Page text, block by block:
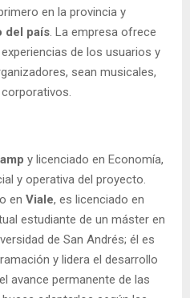
en la provincia y
del país . La empresa ofrece
de los usuarios y
sean musicales,
y licenciado en Economía,
y operativa del proyecto.
en Viale, es licenciado en
estudiante de un máster en
de San Andrés; él es
y lidera el desarrollo
avance permanente de las